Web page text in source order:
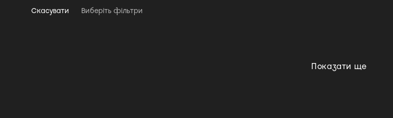
Deep Purple
Скасувати Виберіть фільтри
Показати ще